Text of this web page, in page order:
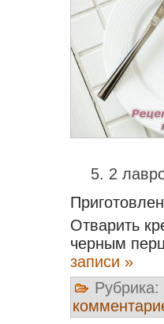
2
Отварить
черным
записи »
Рубрика: